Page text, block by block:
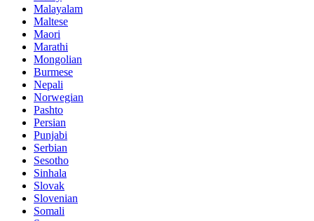
Malayalam
Maltese
Maori
Marathi
Mongolian
Burmese
Nepali
Norwegian
Pashto
Persian
Punjabi
Serbian
Sesotho
Sinhala
Slovak
Slovenian
Somali